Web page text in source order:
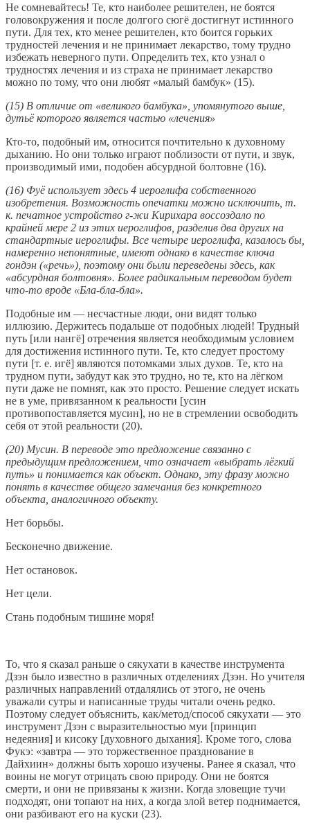
Не сомневайтесь! Те, кто наиболее решителен, не боятся
головокружения и после долгого сюгё достигнут истинного
пути. Для тех, кто менее решителен, кто боится горьких
трудностей лечения и не принимает лекарство, тому трудно
избежать неверного пути. Определить тех, кто узнал о
трудностях лечения и из страха не принимает лекарство
можно по тому, что они любят «малый бамбук» (15).
(15) В отличие от «великого бамбука», упомянутого выше,
дутьё которого является частью «лечения»
Кто-то, подобный им, относится почтительно к духовному
дыханию. Но они только играют поблизости от пути, и звук,
производимый ими, подобен абсурдной болтовне (16).
(16) Фуё использует здесь 4 иероглифа собственного
изобретения. Возможность опечатки можно исключить, т.
к. печатное устройство г-жи Кирихара воссоздало по
крайней мере 2 из этих иероглифов, разделив два других на
стандартные иероглифы. Все четыре иероглифа, казалось бы,
намеренно непонятные, имеют однако в качестве ключа
гондэн («речь»), поэтому они были переведены здесь, как
«абсурдная болтовня». Более радикальным переводом будет
что-то вроде «Бла-бла-бла».
Подобные им — несчастные люди, они видят только
иллюзию. Держитесь подальше от подобных людей! Трудный
путь [или нангё] отречения является необходимым условием
для достижения истинного пути. Те, кто следует простому
пути [т. е. игё] являются потомками злых духов. Те, кто на
трудном пути, забудут как это трудно, но те, кто на лёгком
пути даже не помнят, как это просто. Решение следует искать
не в уме, привязанном к реальности [усин
противопоставляется мусин], но не в стремлении освободить
себя от этой реальности (20).
(20) Мусин. В переводе это предложение связанно с
предыдущим предложением, что означает «выбрать лёгкий
путь» и понимается как объект. Однако, эту фразу можно
понять в качестве общего замечания без конкретного
объекта, аналогичного объекту.
Нет борьбы.
Бесконечно движение.
Нет остановок.
Нет цели.
Стань подобным тишине моря!
То, что я сказал раньше о сякухати в качестве инструмента
Дзэн было известно в различных отделениях Дзэн. Но учителя
различных направлений отдалялись от этого, не очень
уважали сутры и написанные труды читали очень редко.
Поэтому следует объяснить, как/метод/способ сякухати — это
инструмент Дзэн с выразительностью муи [принцип
недеяния] и кисоку [духовного дыхания]. Кроме того, слова
Фукэ: «завтра — это торжественное празднование в
Дайхиин» должны быть хорошо изучены. Ранее я сказал, что
воины не могут отрицать свою природу. Они не боятся
смерти, и они не привязаны к жизни. Когда зловещие тучи
подходят, они топают на них, а когда злой ветер поднимается,
они разбивают его на куски (23).